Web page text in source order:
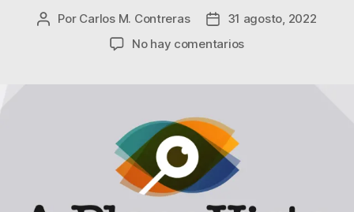
Autor
Por Carlos M. Contreras
Fecha31 agosto, 2022
No hay comentariosen